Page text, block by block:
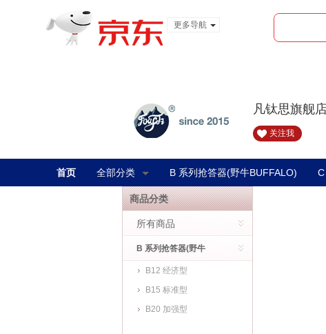
更多导航
凡钛思旗舰
关注我
首页 全部分类 B 系列抢答器(野牛BUFFALO)
商品分类
所有商品
B 系列抢答器(野牛
BUFFALO)
B12 经济型
B15 标准型
B20 加强型